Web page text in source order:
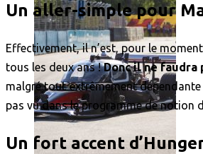
Un aller-simple pour
Effectivement, il n’est, pour le
tous les deux ans !Donc il ne faudra
malgré tout extrêmement
pas vu dans le programme de notion
Un fort accent